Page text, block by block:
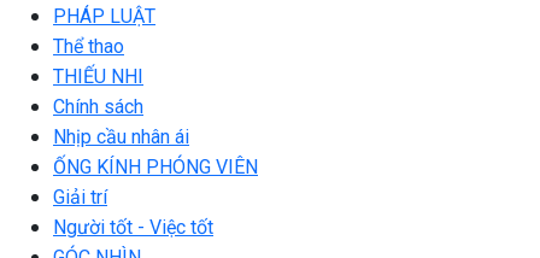
PHÁP LUẬT
Thể thao
THIẾU NHI
Chính sách
Nhịp cầu nhân ái
ỐNG KÍNH PHÓNG VIÊN
Giải trí
Người tốt - Việc tốt